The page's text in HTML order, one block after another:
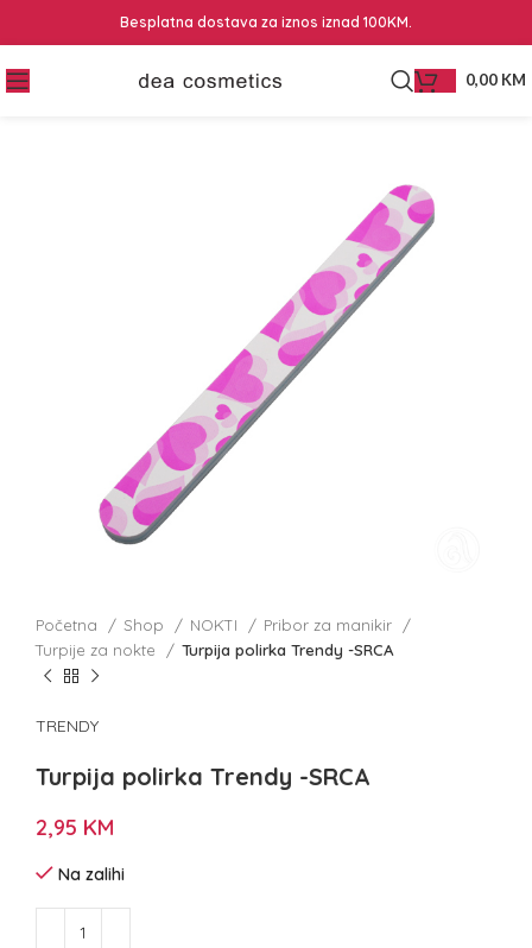
Besplatna dostava za iznos iznad 100KM.
0,00 KM
Početna Shop NOKTI
Pribor za manikir
Turpije za nokte
Turpija polirka Trendy -SRCA
TRENDY
Turpija polirka Trendy -SRCA
2,95 KM
Na zalihi